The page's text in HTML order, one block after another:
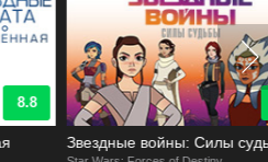
6.5
Звездные войны: Силы судьбы